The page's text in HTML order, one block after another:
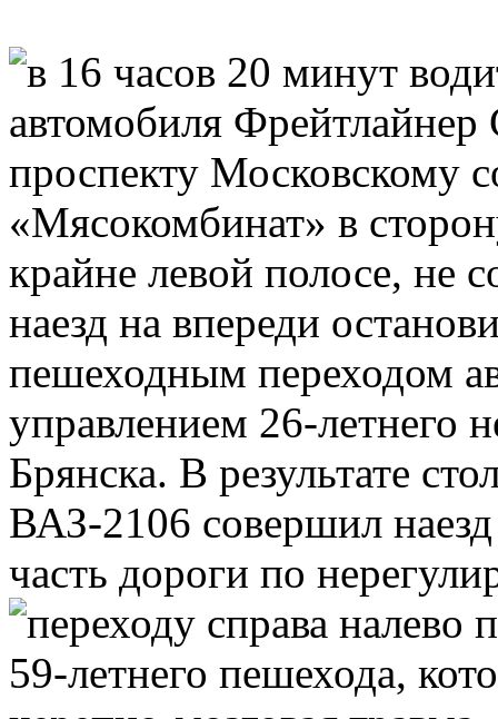
в 16 часов 20 минут
автомобиля Фрейтлайнер
проспекту Московскому
«Мясокомбинат» в
крайне левой полосе, не
наезд на впереди
пешеходным переходом
управлением 26-летнего
Брянска. В результате
ВАЗ-2106 совершил
часть дороги по
переходу справа налево
59-летнего пешехода,